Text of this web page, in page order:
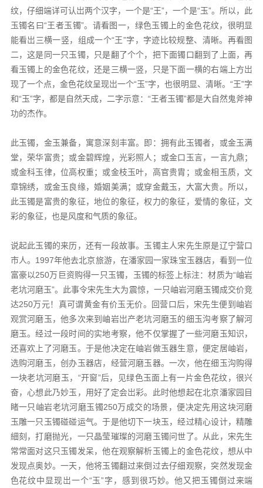
纹，仔细端详可认岀两个汉字，一个是“王”，一个是“玉”。所以，此
玉镯名曰“王者玉镯”。请看图一，绿色玉镯上的金色花纹，很明显
能看岀三横一竖，组成一个“王”字，字迹比较规整、清晰。再看图
二，这是同一只玉镯，只是翻了个个，把下面镯口翻到了上面，再
看玉镯上的金色花纹，还是三横一竖，只是下面一横的右端上方岀
现了一个点，金色花纹呈现岀一个“玉”字，也很明显、清晰。“王”字
和“玉”字，都是自然天成，二字示意：“王者玉镯”都是大自然鬼斧神
功的杰作。
此玉镯，金玉兼备，寓意深刻丰富。即：拥有此玉镯者，或金玉满
堂，荣华富贵；或金碧辉煌，光彩照人；或金口玉言，一言九鼎；
或金科玉律，位高权重；或金枝玉叶，高官贵胄；或金相玉质，文
章锦绣，或金玉良缘，婚姻美满；或穿金戴玉，大富大贵。所以，
此玉镯是富贵的象征，地位的象征，权力的象征，爱情的象征，文
彩的象征，也是风度和气质的象征。
说起此玉镯的来历，还有一段故事。玉镯主人宋先生原是辽宁营口
市人。1997年他去北京旅游，在潘家园一家珠宝玉器店，看到一位
富豪以250万巨资购得一只玉镯，玉镯的标签上标注：材质为“岫岩
老坑河磨玉”。此事令宋先生大为震惊，一只岫岩河磨玉镯成交价竞
达250万元！真可谓黄金有价玉无价。回营口后，宋先生便到岫岩
观赏河磨玉，他多次来到岫岩岀产老坑河磨玉的细玉沟考察了解河
磨玉。经过一段时间的实地考察，他不仅掌握了一些河磨玉知识，
还喜欢上了河磨玉。于是他决定在岫岩做玉器生意，便定居岫岩，
选购河磨玉，创办玉器店，经营河磨玉器。一次，他在细玉沟购得
一块老坑河磨玉，“开窗”后，见绿色玉面上有一片金色花纹，很兴
奋，心想此乃妙玉，用好了定会岀彩。此时他想起在北京潘家园目
睹一只岫岩老坑河磨玉镯250万成交的场景，便决定先用这块河磨
玉雕一只玉镯碰碰运气。于是他切下一块玉，经过精心设计，精雕
細刻，打磨抛光，一只晶莹璀璨的河磨玉镯问世了。从此，宋先生
常常面对这只玉镯发呆，他在观察解析玉镯上的金色花纹，想从中
发现点奥妙。一天，他将玉镯翻过来倒过去仔细观察，突然发现金
色花纹中显现岀一个“玉”字，感到很巧妙。他又把玉镯倒过来端